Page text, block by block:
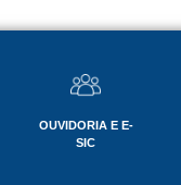
OUVIDORIA E E-
SIC